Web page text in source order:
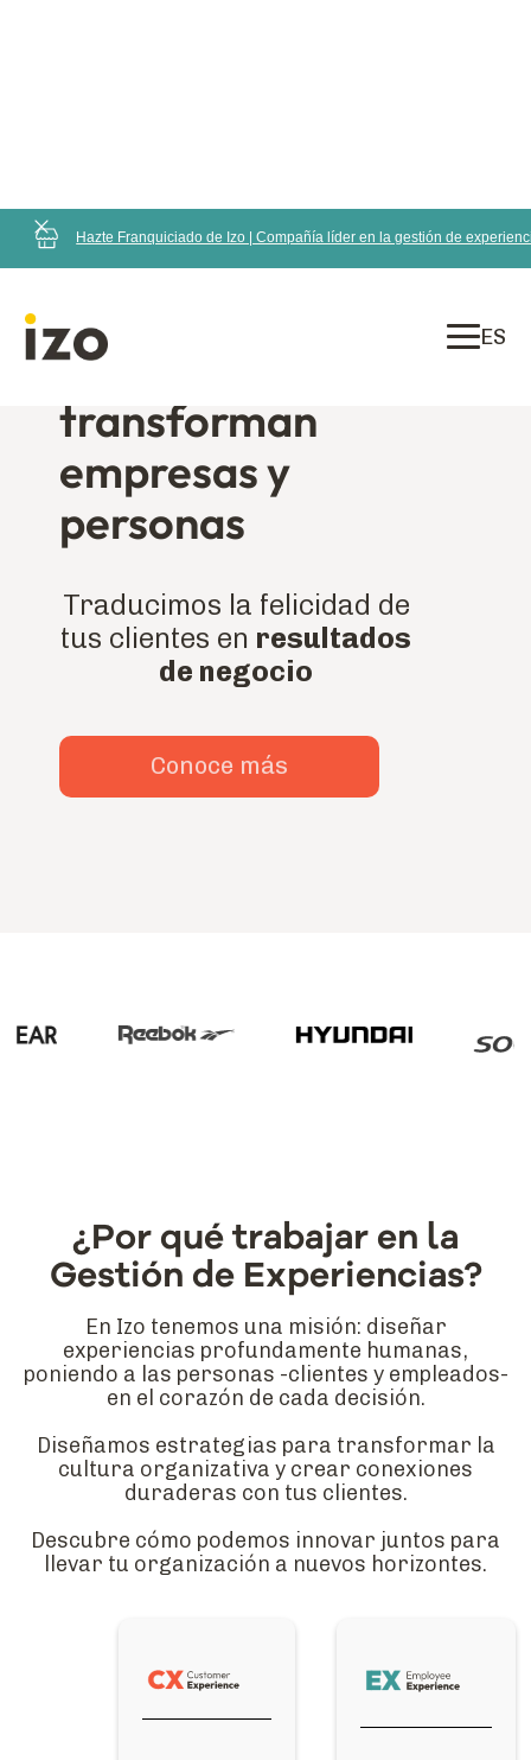
Hazte Franquiciado de Izo | Compañía líder en la gestión de
ES
Experiencias que
transforman
empresas y
personas
Traducimos la felicidad de
tus clientes en resultados
de negocio
Conoce más
¿Por qué trabajar en la
Gestión de Experiencias?
En Izo tenemos una misión: diseñar
experiencias profundamente humanas,
poniendo a las personas -clientes y empleados-
en el corazón de cada decisión.
Diseñamos estrategias para transformar la
cultura organizativa y crear conexiones
duraderas con tus clientes.
Descubre cómo podemos innovar juntos para
llevar tu organización a nuevos horizontes.